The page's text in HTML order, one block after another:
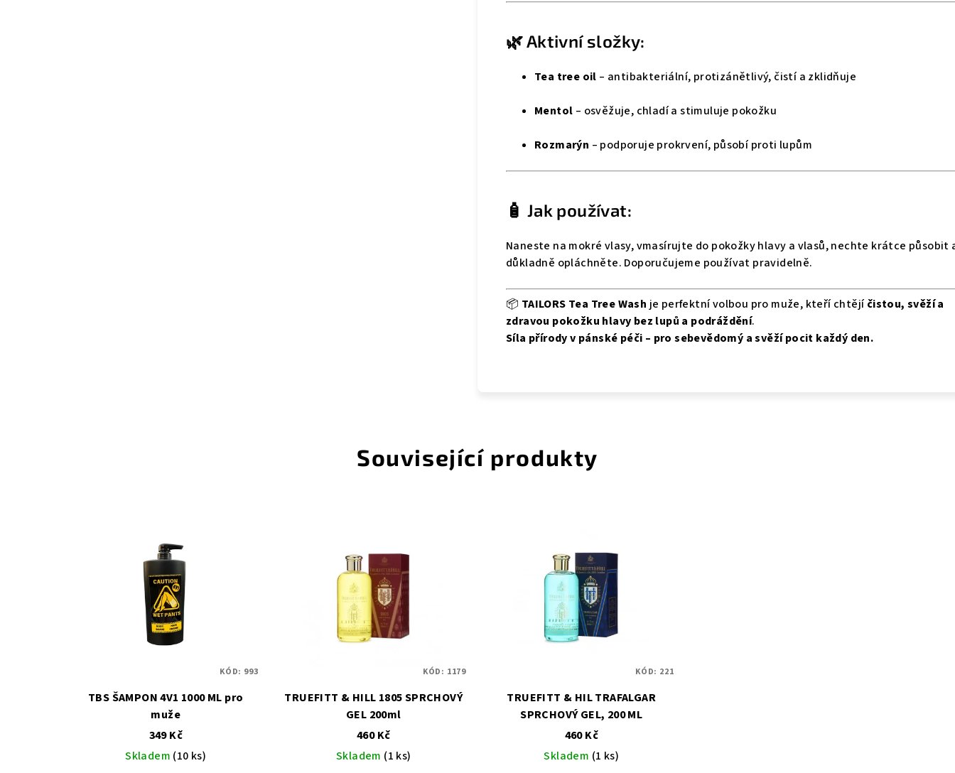
🌿 Aktivní složky:
Tea tree oil – antibakteriální, protizánětlivý, čistí a zklidňuje
Mentol – osvěžuje, chladí a stimuluje pokožku
Rozmarýn – podporuje prokrvení, působí proti lupům
🧴 Jak používat:
Naneste na mokré vlasy, vmasírujte do pokožky hlavy a vlasů, nechte krátce působit
důkladně opláchněte. Doporučujeme používat pravidelně.
📦 TAILORS Tea Tree Wash je perfektní volbou pro muže, kteří chtějíčistou, svěží a
zdravou pokožku hlavy bez lupů a podráždění.
Síla přírody v pánské péči – pro sebevědomý a svěží pocit každý den.
Související produkty
TBS ŠAMPON 4V1 1000 ML pro
muže
349 Kč
Skladem (10 ks)
KÓD: 993
TRUEFITT & HILL 1805 SPRCHOVÝ
GEL 200ml
460 Kč
Skladem (1 ks)
KÓD: 1179
TRUEFITT & HIL TRAFALGAR
SPRCHOVÝ GEL, 200 ML
460 Kč
Skladem (1 ks)
KÓD: 221